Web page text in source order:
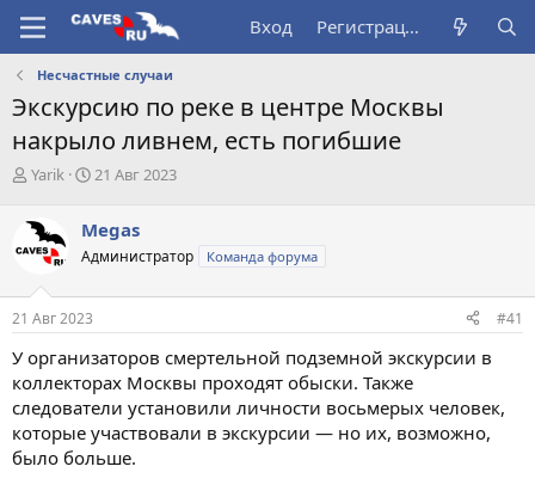
Вход Регистрация
Несчастные случаи
Экскурсию по реке в центре Москвы
накрыло ливнем, есть погибшие
А
т
о
р
е
м
Yarik
Д
а
н
ч
а
21 Авг 2023
Megas
Администратор Команда форума
21 Авг 2023 #41
У организаторов смертельной подземной экскурсии в
коллекторах Москвы проходят обыски. Также
следователи установили личности восьмерых человек,
которые участвовали в экскурсии — но их, возможно,
было больше.